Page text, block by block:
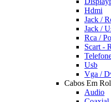
Hdmi
Jack /
Jack /
Rca /
Scart -
Usb
Vga /
Cabos Em
Audio